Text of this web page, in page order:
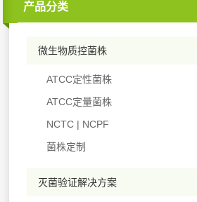
产品分类
微生物质控菌株
ATCC定性菌株
ATCC定量菌株
NCTC | NCPF
菌株定制
灭菌验证解决方案